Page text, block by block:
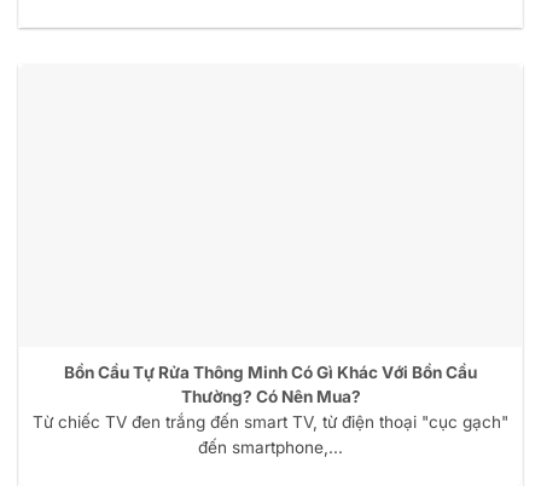
Bồn Cầu Tự Rửa Thông Minh Có Gì Khác Với Bồn Cầu
Thường? Có Nên Mua?
Từ chiếc TV đen trắng đến smart TV, từ điện thoại "cục gạch"
đến smartphone,...